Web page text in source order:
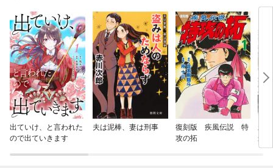
出ていけ、と言われた
ので出ていきます
夫は泥棒、妻は刑事
復刻版 疾風伝説 特
攻の拓
新
最
ど